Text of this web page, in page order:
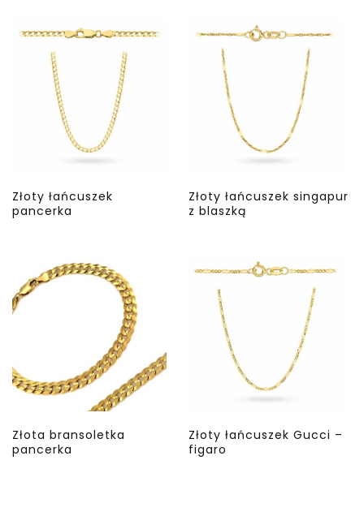
Złoty łańcuszek
pancerka
Złoty łańcuszek singapur
z blaszką
Złota bransoletka
pancerka
Złoty łańcuszek Gucci –
figaro